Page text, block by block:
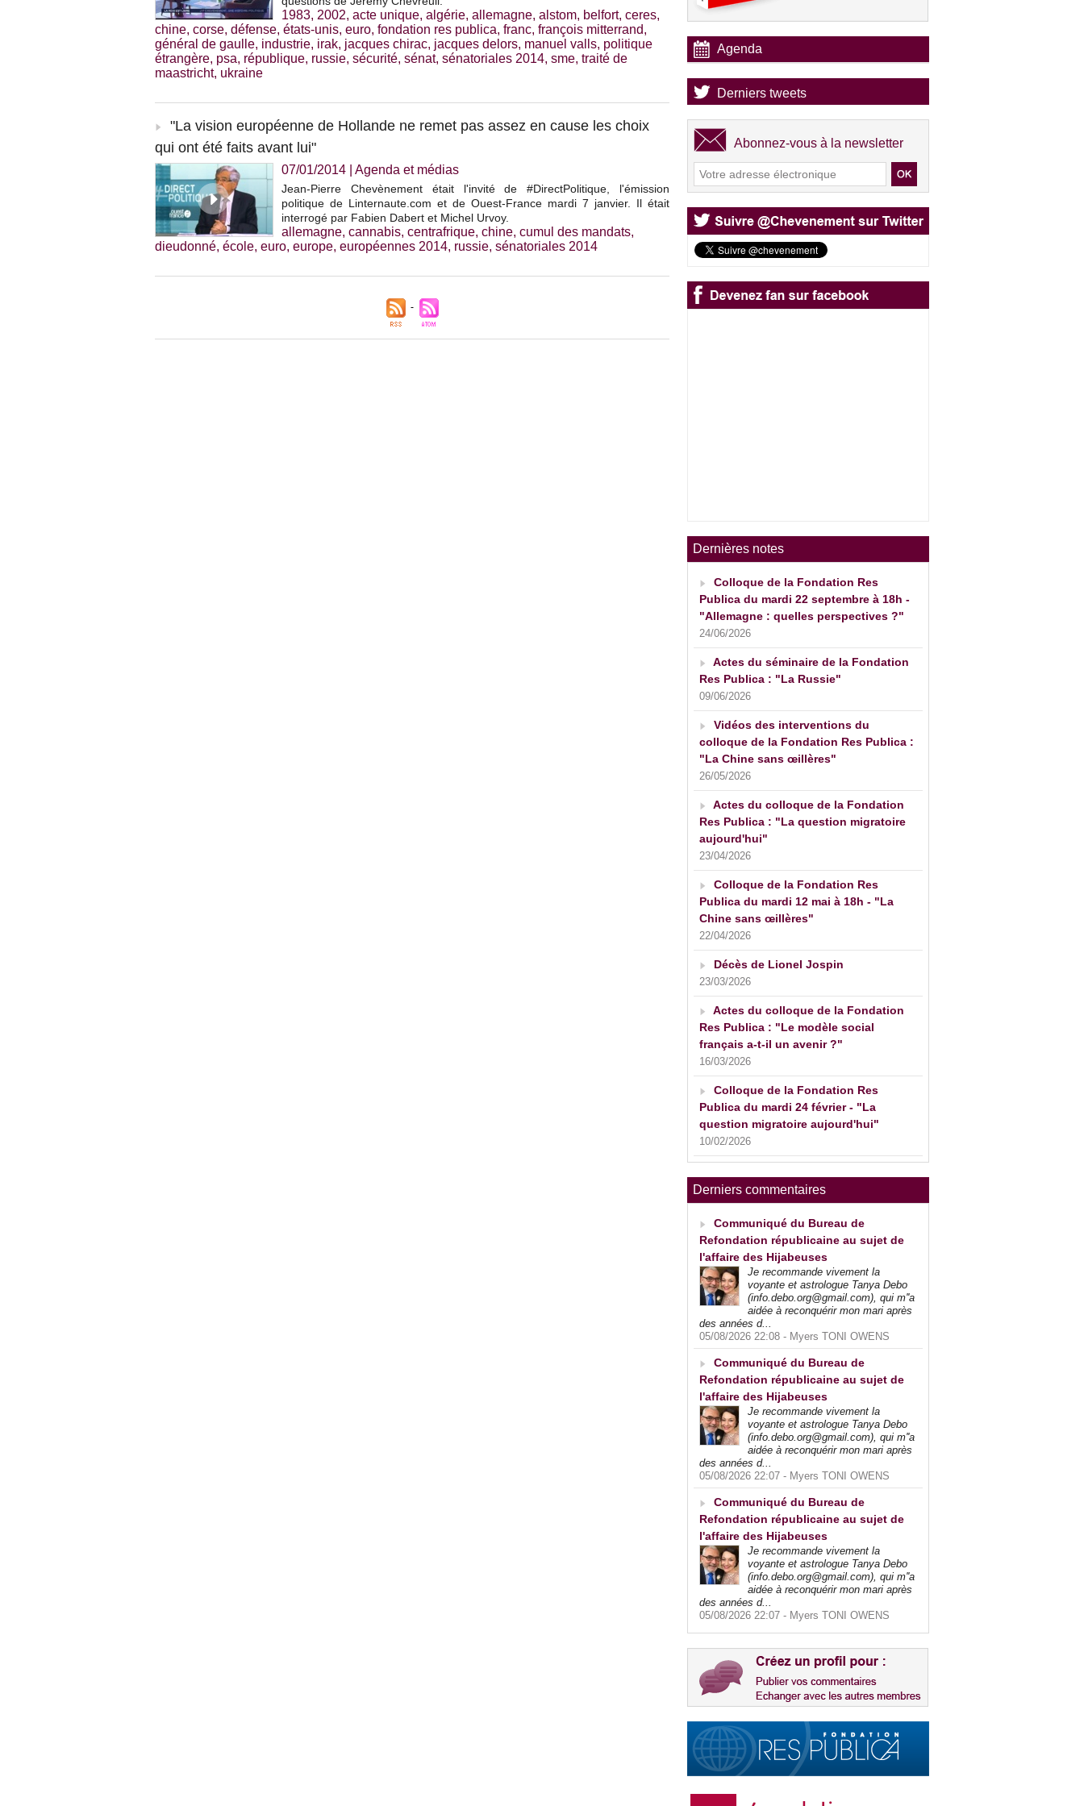
1983, 2002, acte unique, algérie, allemagne, alstom, belfort, ceres,
chine, corse, défense, états-unis, euro, fondation res publica, franc, françois mitterrand,
général de gaulle, industrie, irak, jacques chirac, jacques delors, manuel valls, politique
étrangère, psa, république, russie, sécurité, sénat, sénatoriales 2014, sme, traité de
maastricht, ukraine
"La vision européenne de Hollande ne remet pas assez en cause les choix
qui ont été faits avant lui"
07/01/2014 Agenda et médias
Jean-Pierre Chevènement était l'invité de #DirectPolitique, l'émission
politique de Linternaute.com et de Ouest-France mardi 7 janvier. Il était
interrogé par Fabien Dabert et Michel Urvoy.
allemagne, cannabis, centrafrique, chine, cumul des mandats,
dieudonné, école, euro, europe, européennes 2014, russie, sénatoriales 2014
Agenda
Derniers tweets
Abonnez-vous à la newsletter
Dernières notes
Colloque de la Fondation Res
Publica du mardi 22 septembre à 18h -
"Allemagne : quelles perspectives ?"
24/06/2026
Actes du séminaire de la Fondation
Res Publica : "La Russie"
09/06/2026
Vidéos des interventions du
colloque de la Fondation Res Publica :
"La Chine sans œillères"
26/05/2026
Actes du colloque de la Fondation
Res Publica : "La question migratoire
aujourd'hui"
23/04/2026
Colloque de la Fondation Res
Publica du mardi 12 mai à 18h - "La
Chine sans œillères"
22/04/2026
Décès de Lionel Jospin
23/03/2026
Actes du colloque de la Fondation
Res Publica : "Le modèle social
français a-t-il un avenir ?"
16/03/2026
Colloque de la Fondation Res
Publica du mardi 24 février - "La
question migratoire aujourd'hui"
10/02/2026
Derniers commentaires
Communiqué du Bureau de
Refondation républicaine au sujet de
l'affaire des Hijabeuses
Je recommande vivement la
voyante et astrologue Tanya Debo
(info.debo.org@gmail.com), qui m''a
aidée à reconquérir mon mari après
des années d...
05/08/2026 22:08 - Myers TONI OWENS
Communiqué du Bureau de
Refondation républicaine au sujet de
l'affaire des Hijabeuses
Je recommande vivement la
voyante et astrologue Tanya Debo
(info.debo.org@gmail.com), qui m''a
aidée à reconquérir mon mari après
des années d...
05/08/2026 22:07 - Myers TONI OWENS
Communiqué du Bureau de
Refondation républicaine au sujet de
l'affaire des Hijabeuses
Je recommande vivement la
voyante et astrologue Tanya Debo
(info.debo.org@gmail.com), qui m''a
aidée à reconquérir mon mari après
des années d...
05/08/2026 22:07 - Myers TONI OWENS